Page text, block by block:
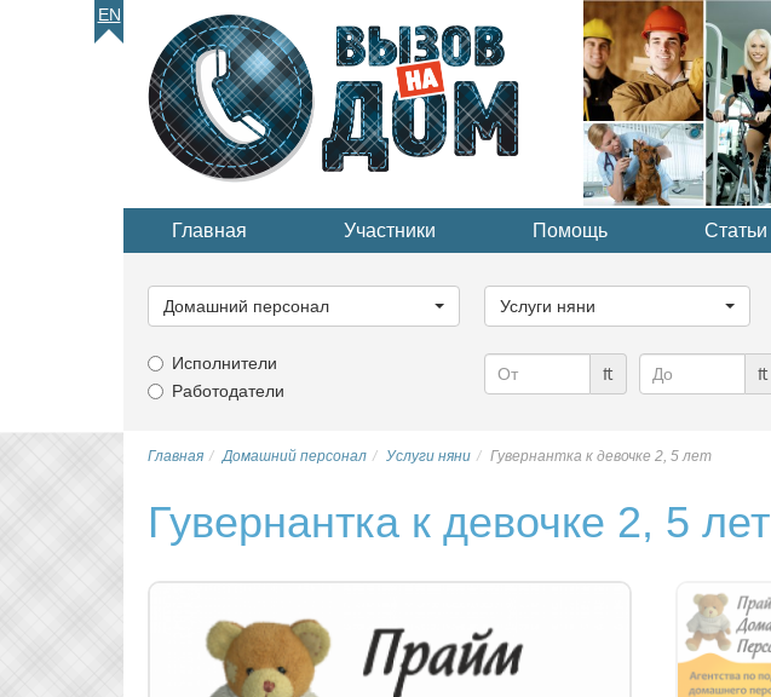
EN
Главная Участники Помощь Статьи
категорию...
Домашний персонал
категорию...
Услуги няни
Исполнители
Работодатели
₶ ₶
Главная Домашний персонал Услуги няни Гувернантка к девочке 2, 5 лет
Гувернантка к девочке 2, 5 лет